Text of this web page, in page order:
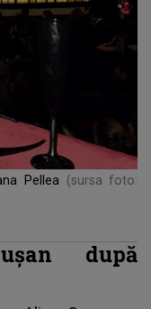
Pellea
(sursa foto:
după